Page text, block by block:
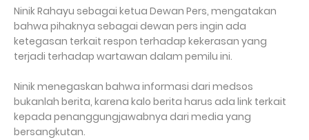
Ninik Rahayu sebagai ketua Dewan Pers, mengatakan
bahwa pihaknya sebagai dewan pers ingin ada
ketegasan terkait respon terhadap kekerasan yang
terjadi terhadap wartawan dalam pemilu ini.
Ninik menegaskan bahwa informasi dari medsos
bukanlah berita, karena kalo berita harus ada link terkait
kepada penanggungjawabnya dari media yang
bersangkutan.